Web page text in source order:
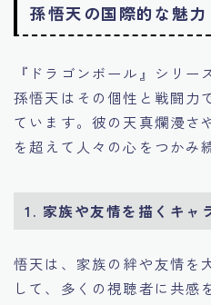
孫悟天の国際的な魅力
『ドラゴンボール』シリー
孫悟天はその個性と戦闘力
ています。彼の天真爛漫さ
を超えて人々の心をつかみ
1. 家族や友情を描くキャ
悟天は、家族の絆や友情を
して、多くの視聴者に共感